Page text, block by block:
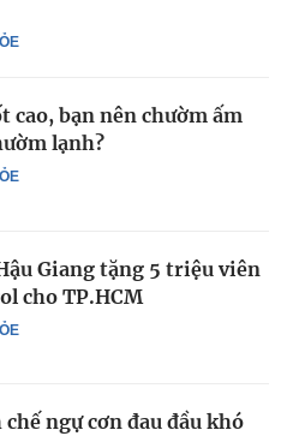
cao, bạn nên chườm ấm
lạnh?
Giang tặng 5 triệu viên
cho TP.HCM
chế ngự cơn đau đầu khó